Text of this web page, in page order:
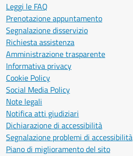
Leggi le FAQ
Prenotazione appuntamento
Segnalazione disservizio
Richiesta assistenza
Amministrazione trasparente
Informativa privacy
Cookie Policy
Social Media Policy
Note legali
Notifica atti giudiziari
Dichiarazione di accessibilità
Segnalazione problemi di accessibilità
Piano di miglioramento del sito